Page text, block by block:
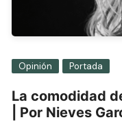
Opinión Portada
La comodidad
| Por Nieves